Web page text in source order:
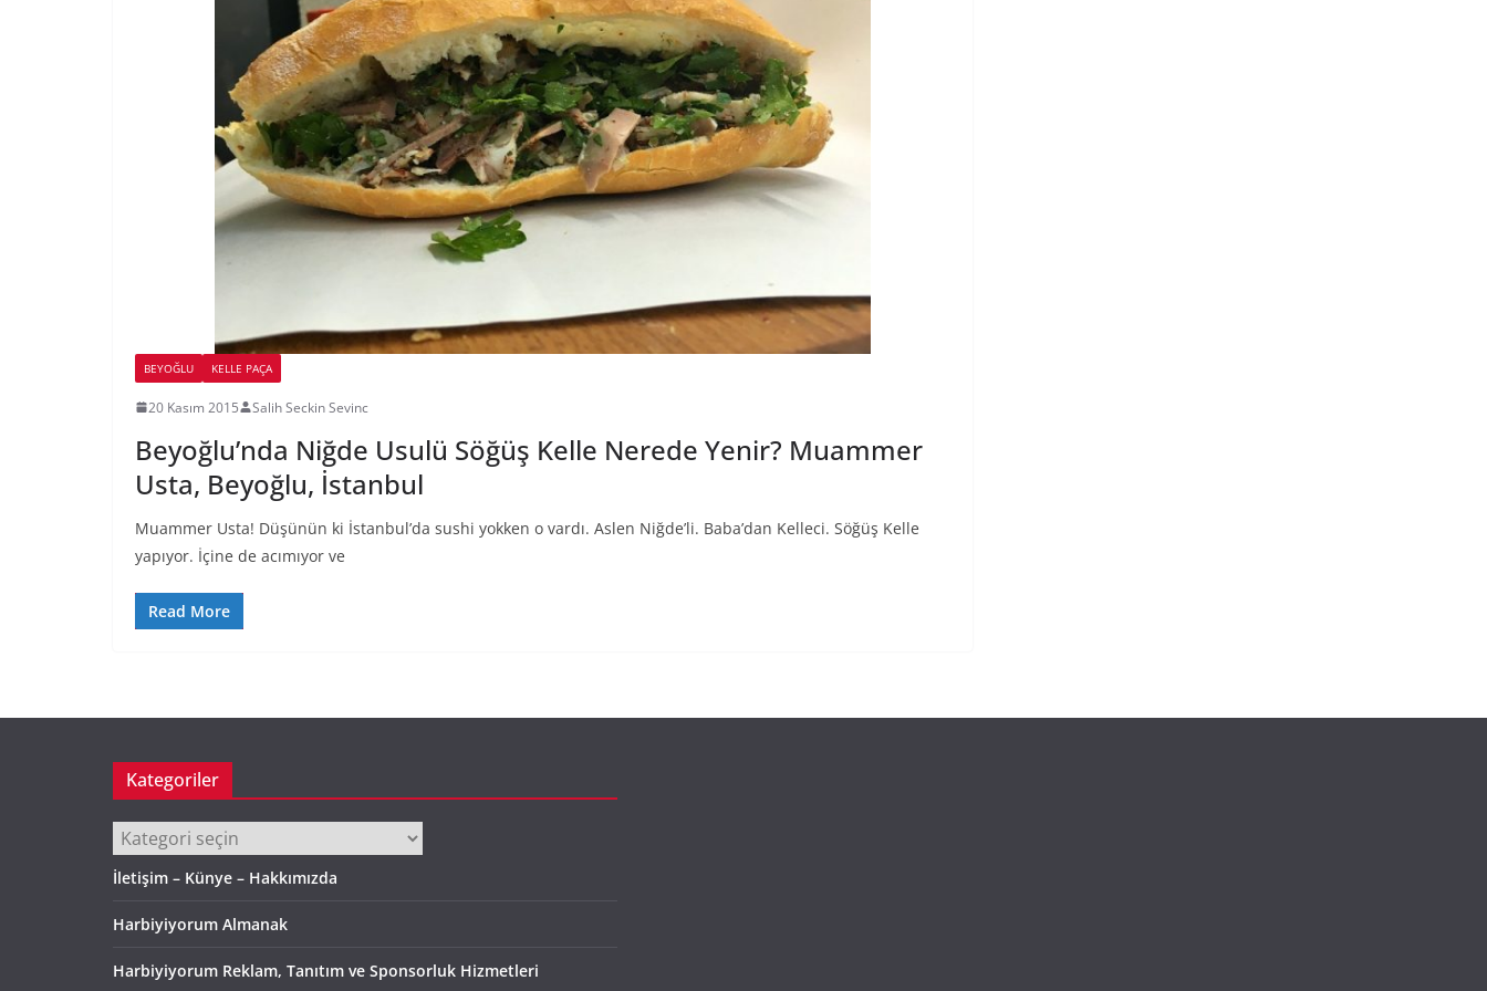
BEYOĞLU KELLE PAÇA
20 Kasım 2015 Salih Seckin Sevinc
Beyoğlu’nda Niğde Usulü Söğüş Kelle Nerede Yenir? Muammer
Usta, Beyoğlu, İstanbul
Muammer Usta! Düşünün ki İstanbul’da sushi yokken o vardı. Aslen Niğde’li. Baba’dan Kelleci. Söğüş Kelle
yapıyor. İçine de acımıyor ve
Read More
Kategoriler
Kategoriler
İletişim – Künye – Hakkımızda
Harbiyiyorum Almanak
Harbiyiyorum Reklam, Tanıtım ve Sponsorluk Hizmetleri